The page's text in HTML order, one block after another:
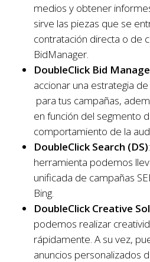
medios y obtener
sirve las piezas que se
contratación directa o de
BidManager.
DoubleClick Bid
accionar una estrategia
para tus campañas,
en función del segmento
comportamiento de la
DoubleClick Search (DS)
herramienta podemos
unificada de campañas
Bing.
DoubleClick Creative
podemos realizar
rápidamente. A su vez,
anuncios personalizados